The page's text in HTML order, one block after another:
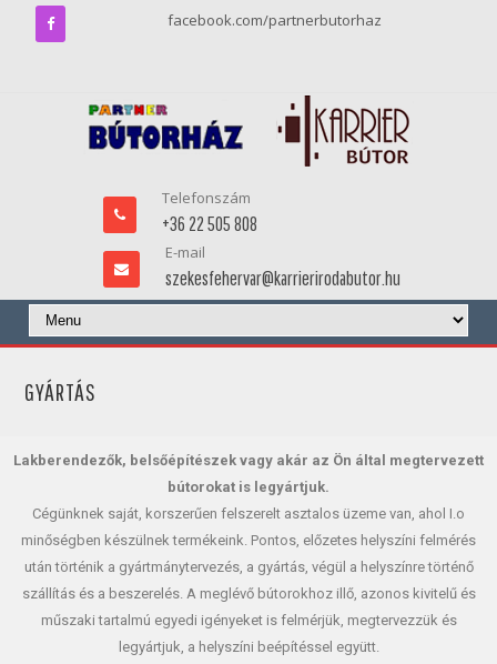
facebook.com/partnerbutorhaz
Telefonszám
+36 22 505 808
E-mail
szekesfehervar@karrierirodabutor.hu
GYÁRTÁS
Lakberendezők, belsőépítészek vagy akár az Ön által megtervezett
bútorokat is legyártjuk.
Cégünknek saját, korszerűen felszerelt asztalos üzeme van, ahol I.o
minőségben készülnek termékeink. Pontos, előzetes helyszíni felmérés
után történik a gyártmánytervezés, a gyártás, végül a helyszínre történő
szállítás és a beszerelés. A meglévő bútorokhoz illő, azonos kivitelű és
műszaki tartalmú egyedi igényeket is felmérjük, megtervezzük és
legyártjuk, a helyszíni beépítéssel együtt.